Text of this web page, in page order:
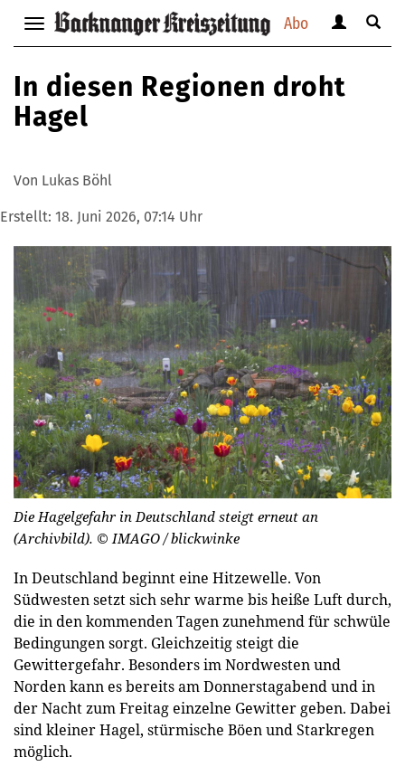
Abo
Navigation
anzeigen
verbergen
anzeigen
verbergen
Suche
In diesen Regionen droht
Hagel
Von Lukas Böhl
Erstellt: 18. Juni 2026, 07:14 Uhr
Die Hagelgefahr in Deutschland steigt erneut an
(Archivbild). © IMAGO / blickwinke
In Deutschland beginnt eine Hitzewelle. Von
Südwesten setzt sich sehr warme bis heiße Luft durch,
die in den kommenden Tagen zunehmend für schwüle
Bedingungen sorgt. Gleichzeitig steigt die
Gewittergefahr. Besonders im Nordwesten und
Norden kann es bereits am Donnerstagabend und in
der Nacht zum Freitag einzelne Gewitter geben. Dabei
sind kleiner Hagel, stürmische Böen und Starkregen
möglich.